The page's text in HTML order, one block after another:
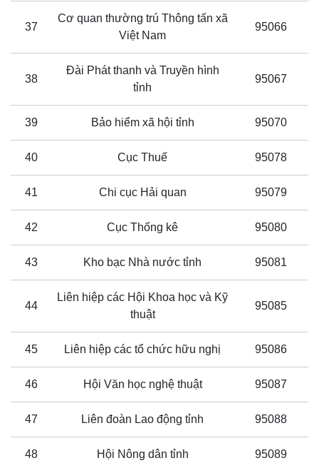
37
Cơ quan thường trú Thông tấn xã
Việt Nam
95066
38
Đài Phát thanh và Truyền hình
tỉnh
95067
39 Bảo hiểm xã hội tỉnh 95070
40 Cục Thuế 95078
41 Chi cục Hải quan 95079
42 Cục Thống kê 95080
43 Kho bạc Nhà nước tỉnh 95081
44
Liên hiệp các Hội Khoa học và Kỹ
thuật
95085
45 Liên hiệp các tổ chức hữu nghị 95086
46 Hội Văn học nghệ thuật 95087
47 Liên đoàn Lao động tỉnh 95088
48 Hội Nông dân tỉnh 95089